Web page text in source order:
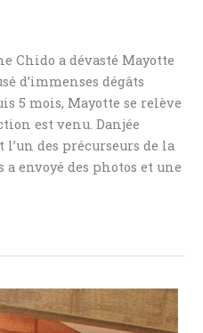
Chido a dévasté Mayotte
d’immenses dégâts
5 mois, Mayotte se relève
est venu. Danjée
l’un des précurseurs de la
envoyé des photos et une